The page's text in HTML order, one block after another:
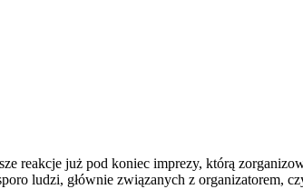
reakcje już pod koniec imprezy, którą
ludzi, głównie związanych z organizatorem,